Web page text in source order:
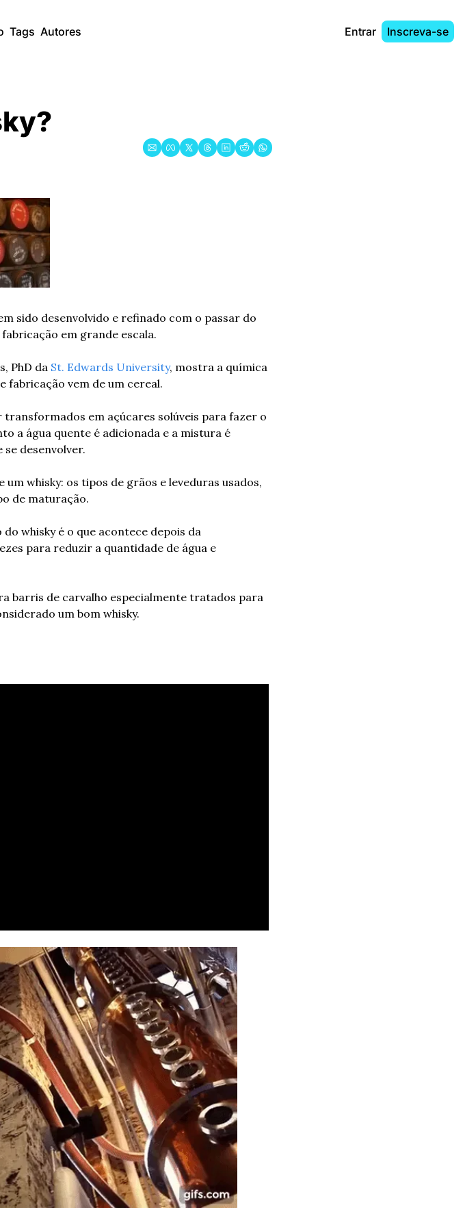
Tags Autores Entrar Inscreva-se
sido desenvolvido e refinado com o passar do
em grande escala.
PhD da St. Edwards University, mostra a química
fabricação vem de um cereal.
em açúcares solúveis para fazer o
a água quente é adicionada e a mistura é
desenvolver.
whisky: os tipos de grãos e leveduras usados,
de maturação.
whisky é o que acontece depois da
para reduzir a quantidade de água e
barris de carvalho especialmente tratados para
um bom whisky.